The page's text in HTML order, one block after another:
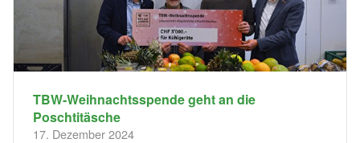
TBW-Weihnachtsspende geht an die
Poschtitäsche
17. Dezember 2024